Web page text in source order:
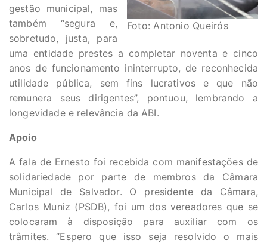
Foto: Antonio Queirós
gestão municipal, mas
também “segura e,
sobretudo, justa, para
uma entidade prestes a completar noventa e cinco
anos de funcionamento ininterrupto, de reconhecida
utilidade pública, sem fins lucrativos e que não
remunera seus dirigentes”, pontuou, lembrando a
longevidade e relevância da ABI.
Apoio
A fala de Ernesto foi recebida com manifestações de
solidariedade por parte de membros da Câmara
Municipal de Salvador. O presidente da Câmara,
Carlos Muniz (PSDB), foi um dos vereadores que se
colocaram à disposição para auxiliar com os
trâmites. “Espero que isso seja resolvido o mais